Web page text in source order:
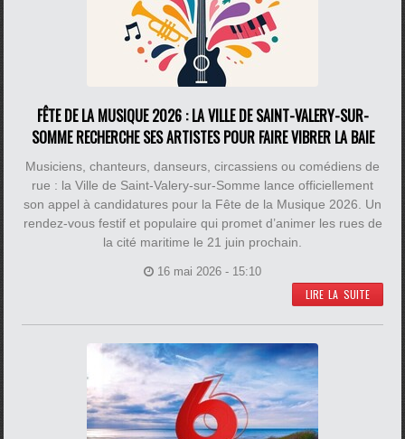
FÊTE DE LA MUSIQUE 2026 : LA VILLE DE SAINT-VALERY-SUR-
SOMME RECHERCHE SES ARTISTES POUR FAIRE VIBRER LA BAIE
Musiciens, chanteurs, danseurs, circassiens ou comédiens de
rue : la Ville de Saint-Valery-sur-Somme lance officiellement
son appel à candidatures pour la Fête de la Musique 2026. Un
rendez-vous festif et populaire qui promet d’animer les rues de
la cité maritime le 21 juin prochain.
16 mai 2026 - 15:10
LIRE LA SUITE